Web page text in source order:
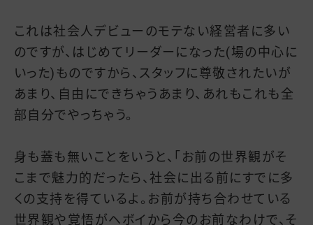
これは社会人デビューのモテない経営者に多い
のですが、はじめてリーダーになった(場の中心に
いった)ものですから、スタッフに尊敬されたいが
あまり、自由にできちゃうあまり、あれもこれも全
部自分でやっちゃう。
身も蓋も無いことをいうと、「お前の世界観がそ
こまで魅力的だったら、社会に出る前にすでに多
くの支持を得ているよ。お前が持ち合わせている
世界観や覚悟がヘボイから今のお前なわけで、そ